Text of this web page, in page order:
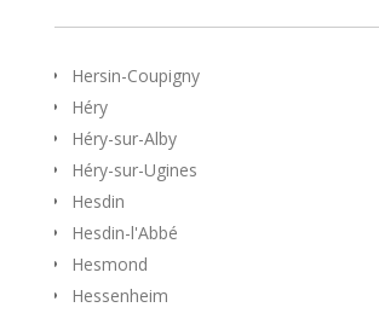
Hersin-Coupigny
Héry
Héry-sur-Alby
Héry-sur-Ugines
Hesdin
Hesdin-l'Abbé
Hesmond
Hessenheim